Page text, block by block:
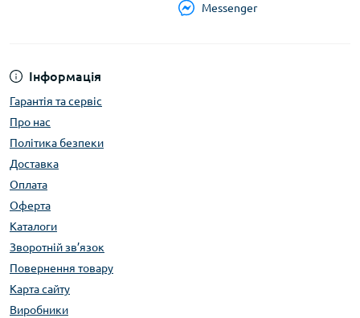
Інформація
Гарантія та сервіс
Про нас
Політика безпеки
Доставка
Оплата
Оферта
Каталоги
Зворотній зв’язок
Повернення товару
Карта сайту
Виробники
Messenger